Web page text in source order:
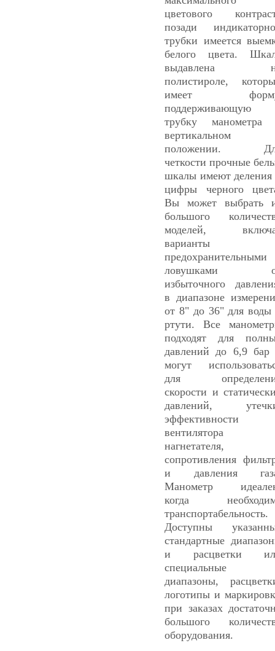
цветового
позади
трубки имеется
белого цвета.
выдавлена
полистироле,
имеет
поддерживающую
трубку манометра
вертикальном
положении.
четкости прочные
шкалы имеют деления
цифры черного
Вы может выбрать
большого
моделей,
варианты
предохранительными
ловушками
избыточного
в диапазоне
от 8" до 36" для воды
ртути. Все
подходят для
давлений до 6,9 бар
могут
для
скорости и
давлений,
эффективности
вентилятора
нагнетателя,
сопротивления
и давления
Манометр
когда
транспортабельность.
Доступны
стандартные
и расцветки
специальные
диапазоны,
логотипы и
при заказах
большого
оборудования.